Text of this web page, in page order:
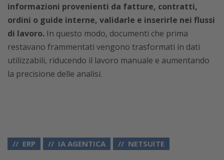
informazioni provenienti da fatture, contratti,
ordini o guide interne, validarle e inserirle nei flussi
di lavoro. In questo modo, documenti che prima
restavano frammentati vengono trasformati in dati
utilizzabili, riducendo il lavoro manuale e aumentando
la precisione delle analisi.
ERP IA AGENTICA NETSUITE